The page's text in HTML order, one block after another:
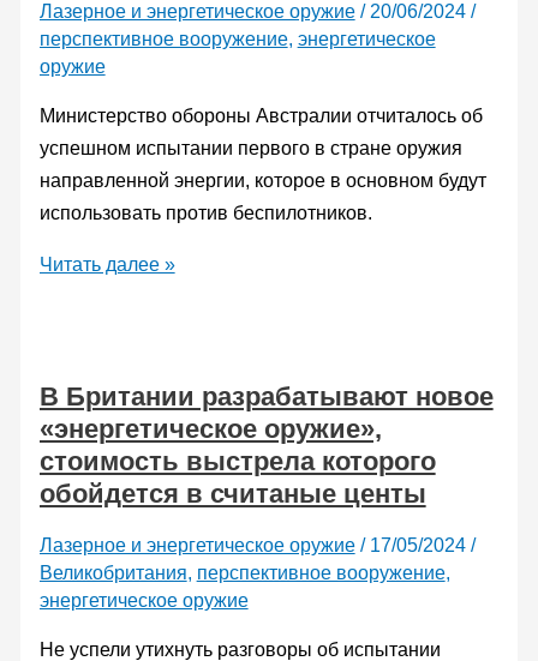
Лазерное и энергетическое оружие/ 20/06/2024 /
перспективное вооружение, энергетическое
оружие
Министерство обороны Австралии отчиталось об
успешном испытании первого в стране оружия
направленной энергии, которое в основном будут
использовать против беспилотников.
Австралийские
способный
уничтожить
быстродвижущиеся
цели
Читать далее »
В Британии разрабатывают новое
«энергетическое оружие»,
стоимость выстрела которого
обойдется в считаные центы
Лазерное и энергетическое оружие/ 17/05/2024 /
Великобритания, перспективное вооружение,
энергетическое оружие
Не успели утихнуть разговоры об испытании